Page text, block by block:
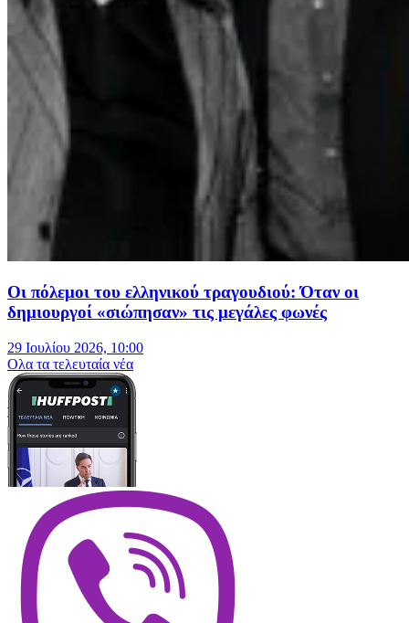
Οι πόλεμοι του ελληνικού τραγουδιού: Όταν οι
δημιουργοί «σιώπησαν» τις μεγάλες φωνές
29 Ιουλίου 2026, 10:00
Oλα τα τελευταία νέα